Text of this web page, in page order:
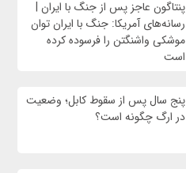
پنتاگون عاجز پس از جنگ با ایران |
رسانه‌های آمریکا: جنگ با ایران توان
موشکی واشنگتن را فرسوده کرده
است
پنج سال پس از سقوط کابل؛ وضعیت
در ارگ چگونه است؟